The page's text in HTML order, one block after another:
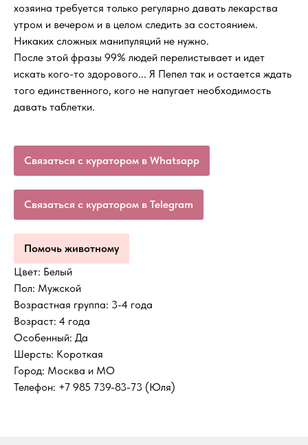
хозяина требуется только регулярно давать лекарства
утром и вечером и в целом следить за состоянием.
Никаких сложных манипуляций не нужно.
После этой фразы 99% людей перелистывает и идет
искать кого-то здорового... Я Пепел так и остается ждать
того единственного, кого не напугает необходимость
давать таблетки.
Связаться с куратором в Whatsapp
Связаться с куратором в Telegram
Помочь животному
Цвет: Белый
Пол: Мужской
Возрастная группа: 3-4 года
Возраст: 4 года
Особенный: Да
Шерсть: Короткая
Город: Москва и МО
Телефон: +7 985 739-83-73 (Юля)